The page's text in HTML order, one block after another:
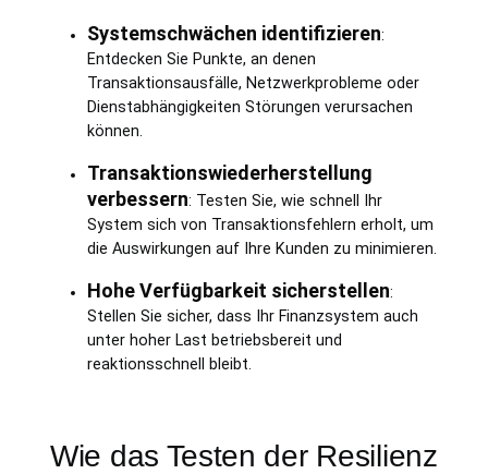
Systemschwächen identifizieren:
Entdecken Sie Punkte, an denen
Transaktionsausfälle, Netzwerkprobleme oder
Dienstabhängigkeiten Störungen verursachen
können.
Transaktionswiederherstellung
verbessern: Testen Sie, wie schnell Ihr
System sich von Transaktionsfehlern erholt, um
die Auswirkungen auf Ihre Kunden zu minimieren.
Hohe Verfügbarkeit sicherstellen:
Stellen Sie sicher, dass Ihr Finanzsystem auch
unter hoher Last betriebsbereit und
reaktionsschnell bleibt.
Wie das Testen der Resilienz